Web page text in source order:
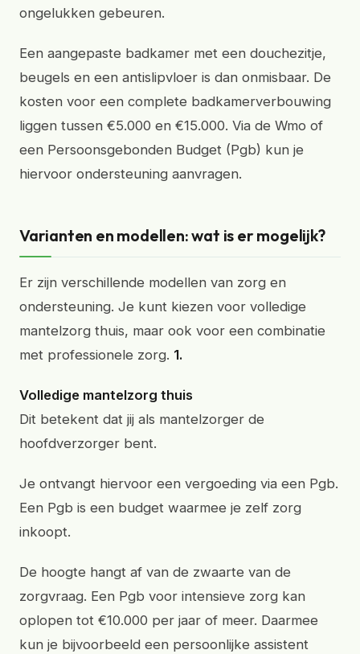
ongelukken gebeuren.
Een aangepaste badkamer met een douchezitje,
beugels en een antislipvloer is dan onmisbaar. De
kosten voor een complete badkamerverbouwing
liggen tussen €5.000 en €15.000. Via de Wmo of
een Persoonsgebonden Budget (Pgb) kun je
hiervoor ondersteuning aanvragen.
Varianten en modellen: wat is er mogelijk?
Er zijn verschillende modellen van zorg en
ondersteuning. Je kunt kiezen voor volledige
mantelzorg thuis, maar ook voor een combinatie
met professionele zorg. 1.
Volledige mantelzorg thuis
Dit betekent dat jij als mantelzorger de
hoofdverzorger bent.
Je ontvangt hiervoor een vergoeding via een Pgb.
Een Pgb is een budget waarmee je zelf zorg
inkoopt.
De hoogte hangt af van de zwaarte van de
zorgvraag. Een Pgb voor intensieve zorg kan
oplopen tot €10.000 per jaar of meer. Daarmee
kun je bijvoorbeeld een persoonlijke assistent